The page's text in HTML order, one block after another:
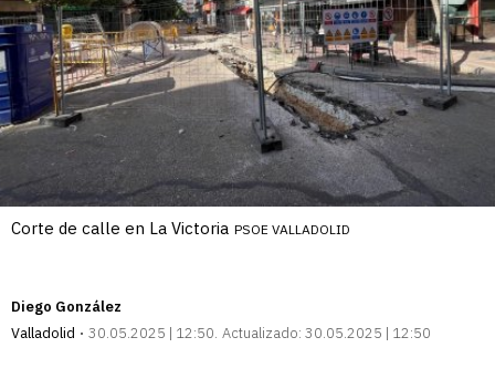
Corte de calle en La Victoria PSOE VALLADOLID
Diego González
Valladolid
30.05.2025 | 12:50 Actualizado: 30.05.2025 | 12:50